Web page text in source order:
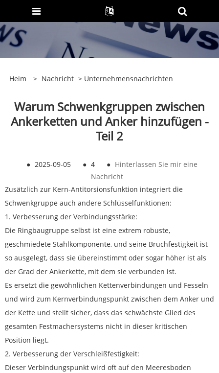
Heim > Nachricht > Unternehmensnachrichten
Warum Schwenkgruppen zwischen
Ankerketten und Anker hinzufügen -
Teil 2
● 2025-09-05 ● 4 ● Hinterlassen Sie mir eine
Nachricht
Zusätzlich zur Kern-Antitorsionsfunktion integriert die
Schwenkgruppe auch andere Schlüsselfunktionen:
1. Verbesserung der Verbindungsstärke:
Die Ringbaugruppe selbst ist eine extrem robuste,
geschmiedete Stahlkomponente, und seine Bruchfestigkeit ist
so ausgelegt, dass sie übereinstimmt oder sogar höher ist als
der Grad der Ankerkette, mit dem sie verbunden ist.
Es ersetzt die gewöhnlichen Kettenverbindungen und Fesseln
und wird zum Kernverbindungspunkt zwischen dem Anker und
der Kette und stellt sicher, dass das schwächste Glied des
gesamten Festmachersystems nicht in dieser kritischen
Position liegt.
2. Verbesserung der Verschleißfestigkeit:
Dieser Verbindungspunkt wird oft auf den Meeresboden